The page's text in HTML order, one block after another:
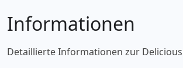
Informationen
Detaillierte Informationen zur